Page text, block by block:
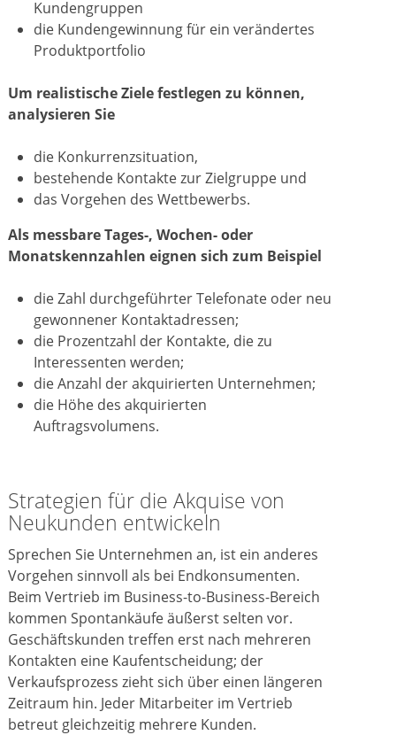
Kundengruppen
die Kundengewinnung für ein verändertes
Produktportfolio
Um realistische Ziele festlegen zu können,
analysieren Sie
die Konkurrenzsituation,
bestehende Kontakte zur Zielgruppe und
das Vorgehen des Wettbewerbs.
Als messbare Tages-, Wochen- oder
Monatskennzahlen eignen sich zum Beispiel
die Zahl durchgeführter Telefonate oder neu
gewonnener Kontaktadressen;
die Prozentzahl der Kontakte, die zu
Interessenten werden;
die Anzahl der akquirierten Unternehmen;
die Höhe des akquirierten
Auftragsvolumens.
Strategien für die Akquise von
Neukunden entwickeln
Sprechen Sie Unternehmen an, ist ein anderes
Vorgehen sinnvoll als bei Endkonsumenten.
Beim Vertrieb im Business-to-Business-Bereich
kommen Spontankäufe äußerst selten vor.
Geschäftskunden treffen erst nach mehreren
Kontakten eine Kaufentscheidung; der
Verkaufsprozess zieht sich über einen längeren
Zeitraum hin. Jeder Mitarbeiter im Vertrieb
betreut gleichzeitig mehrere Kunden.